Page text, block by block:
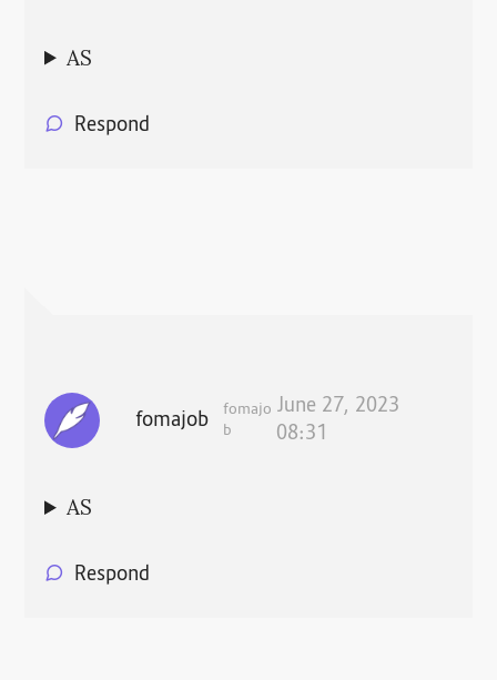
AS
Respond
fomajob
fomajo
b
June 27, 2023
08:31
AS
Respond